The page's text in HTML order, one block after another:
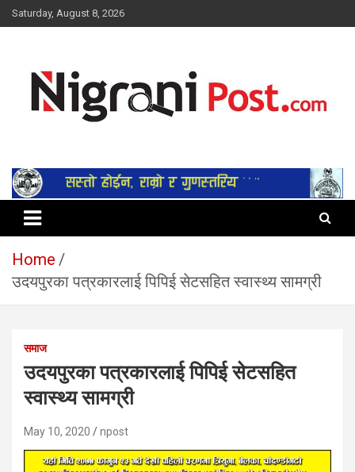
Skip
to
Saturday, August 8, 2026
सूचना तपाईंकाे अधिकार
Home
उदयपुरका पत्रकारलाई पिपिई सेटसहित स्वास्थ्य सामग्री
समाज
उदयपुरका पत्रकारलाई पिपिई सेटसहित
स्वास्थ्य सामग्री
May 10, 2020 npost